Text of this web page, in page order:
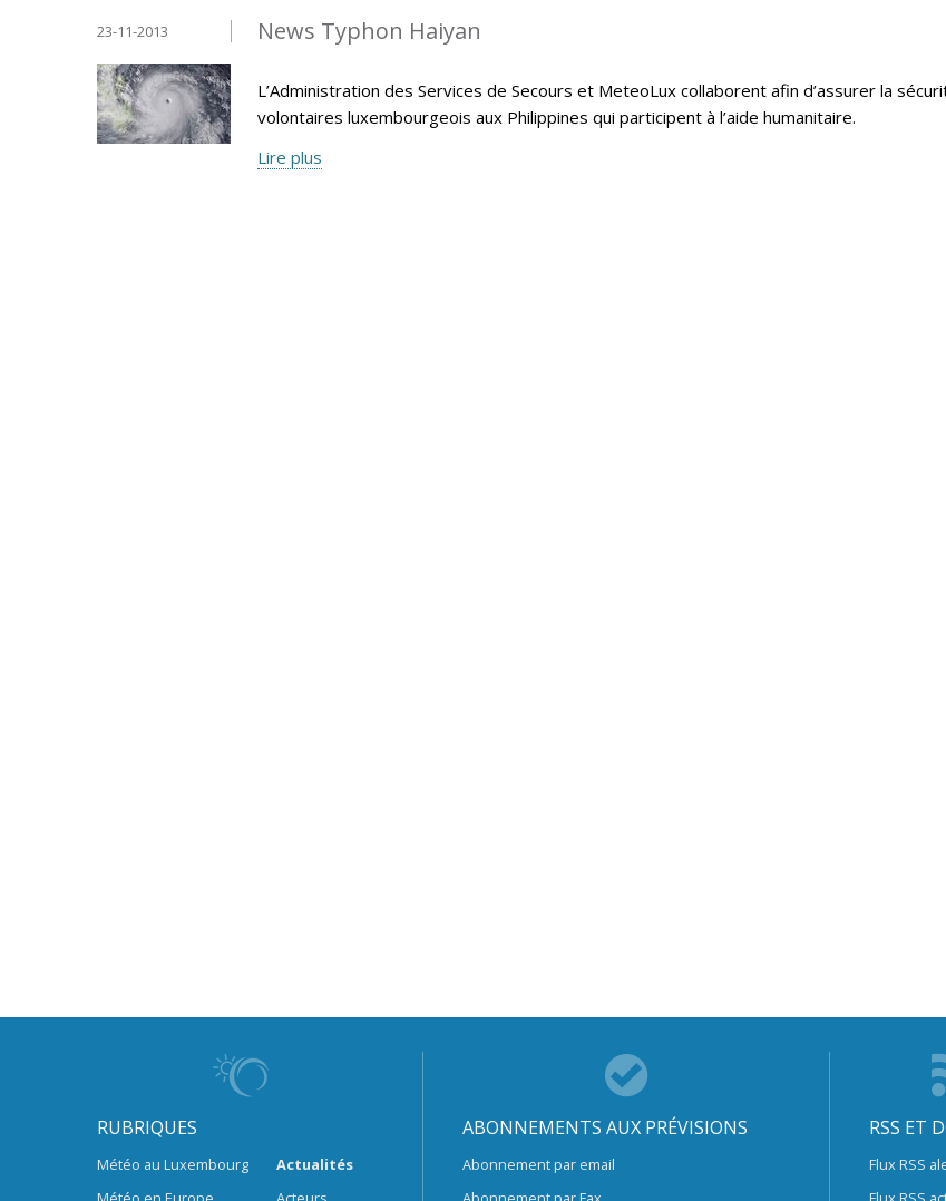
News Typhon Haiyan
23-11-2013
L’Administration des Services de Secours et MeteoLux collaborent afin d’assurer la
volontaires luxembourgeois aux Philippines qui participent à l’aide humanitaire.
Lire plus
RUBRIQUES
Météo au Luxembourg
Actualités
ABONNEMENTS AUX PRÉVISIONS
Abonnement par email
RSS ET
Flux RSS